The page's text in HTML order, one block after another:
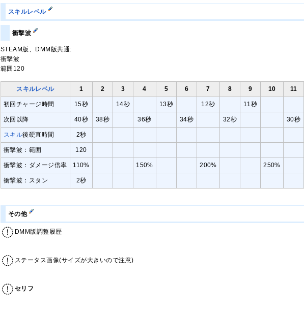
スキルレベル
衝撃波
STEAM版、DMM版共通:
衝撃波
範囲120
スキルレベル 1 2 3 4 5 6 7 8 9 10 11
初回チャージ時間 15秒 14秒 13秒 12秒 11秒
次回以降 40秒 38秒 36秒 34秒 32秒 30秒
スキル後硬直時間 2秒
衝撃波：範囲 120
衝撃波：ダメージ倍率 110% 150% 200% 250%
衝撃波：スタン 2秒
その他
DMM版調整履歴
ステータス画像(サイズが大きいので注意)
セリフ